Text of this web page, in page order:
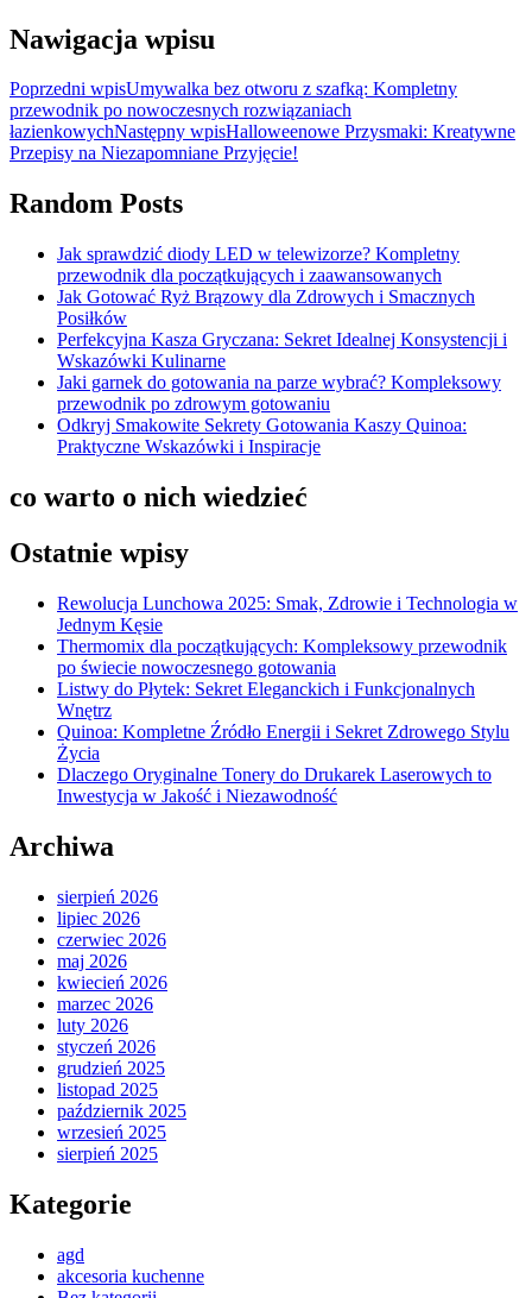
Nawigacja wpisu
Poprzedni wpisUmywalka bez otworu z szafką: Kompletny
przewodnik po nowoczesnych rozwiązaniach
łazienkowychNastępny wpisHalloweenowe Przysmaki: Kreatywne
Przepisy na Niezapomniane Przyjęcie!
Random Posts
Jak sprawdzić diody LED w telewizorze? Kompletny
przewodnik dla początkujących i zaawansowanych
Jak Gotować Ryż Brązowy dla Zdrowych i Smacznych
Posiłków
Perfekcyjna Kasza Gryczana: Sekret Idealnej Konsystencji i
Wskazówki Kulinarne
Jaki garnek do gotowania na parze wybrać? Kompleksowy
przewodnik po zdrowym gotowaniu
Odkryj Smakowite Sekrety Gotowania Kaszy Quinoa:
Praktyczne Wskazówki i Inspiracje
co warto o nich wiedzieć
Ostatnie wpisy
Rewolucja Lunchowa 2025: Smak, Zdrowie i Technologia w
Jednym Kęsie
Thermomix dla początkujących: Kompleksowy przewodnik
po świecie nowoczesnego gotowania
Listwy do Płytek: Sekret Eleganckich i Funkcjonalnych
Wnętrz
Quinoa: Kompletne Źródło Energii i Sekret Zdrowego Stylu
Życia
Dlaczego Oryginalne Tonery do Drukarek Laserowych to
Inwestycja w Jakość i Niezawodność
Archiwa
sierpień 2026
lipiec 2026
czerwiec 2026
maj 2026
kwiecień 2026
marzec 2026
luty 2026
styczeń 2026
grudzień 2025
listopad 2025
październik 2025
wrzesień 2025
sierpień 2025
Kategorie
agd
akcesoria kuchenne